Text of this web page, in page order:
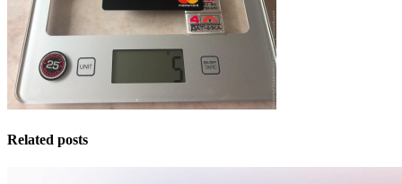
Related posts